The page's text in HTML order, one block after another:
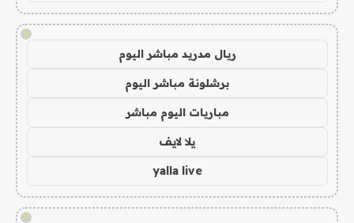
!
ريال مدريد مباشر اليوم
برشلونة مباشر اليوم
مباريات اليوم مباشر
يلا لايف
yalla live
!